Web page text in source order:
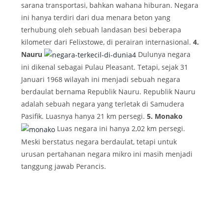
sarana transportasi, bahkan wahana hiburan. Negara
ini hanya terdiri dari dua menara beton yang
terhubung oleh sebuah landasan besi beberapa
kilometer dari Felixstowe, di perairan internasional. 4.
Nauru
Dulunya negara
ini dikenal sebagai Pulau Pleasant. Tetapi, sejak 31
Januari 1968 wilayah ini menjadi sebuah negara
berdaulat bernama Republik Nauru. Republik Nauru
adalah sebuah negara yang terletak di Samudera
Pasifik. Luasnya hanya 21 km persegi. 5. Monako
Luas negara ini hanya 2,02 km persegi.
Meski berstatus negara berdaulat, tetapi untuk
urusan pertahanan negara mikro ini masih menjadi
tanggung jawab Perancis.